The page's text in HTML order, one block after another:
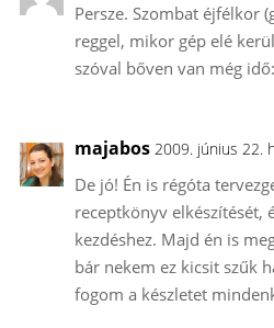
Persze. Szombat éjfélkor
reggel, mikor gép elé
szóval bőven van még
majabos 2009. június 22.
De jó! Én is régóta
receptkönyv elkészítését,
kezdéshez. Majd én is
bár nekem ez kicsit szűk
fogom a készletet